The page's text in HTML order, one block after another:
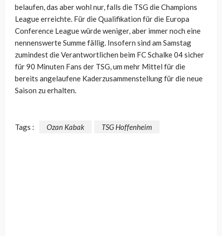
belaufen, das aber wohl nur, falls die TSG die Champions
League erreichte. Für die Qualifikation für die Europa
Conference League würde weniger, aber immer noch eine
nennenswerte Summe fällig. Insofern sind am Samstag
zumindest die Verantwortlichen beim FC Schalke 04 sicher
für 90 Minuten Fans der TSG, um mehr Mittel für die
bereits angelaufene Kaderzusammenstellung für die neue
Saison zu erhalten.
Tags : Ozan Kabak TSG Hoffenheim